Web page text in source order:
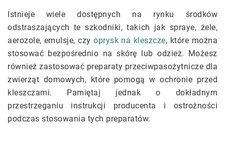
Istnieje wiele dostępnych na rynku środków
odstraszających te szkodniki, takich jak spraye, żele,
aerozole, emulsje, czyoprysk na kleszcze, które można
stosować bezpośrednio na skórę lub odzież. Możesz
również zastosować preparaty przeciwpasożytnicze dla
zwierząt domowych, które pomogą w ochronie przed
kleszczami. Pamiętaj jednak o dokładnym
przestrzeganiu instrukcji producenta i ostrożności
podczas stosowania tych preparatów.